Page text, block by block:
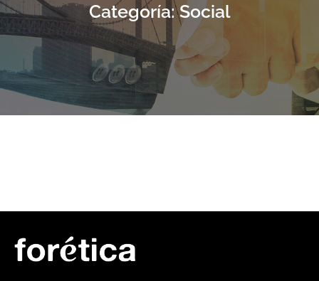
Categoría: Social